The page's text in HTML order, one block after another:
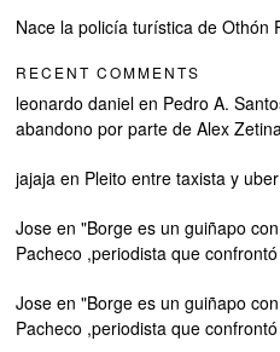
Nace la policía turística de Othón
RECENT COMMENTS
leonardo daniel en Pedro A.
abandono por parte de Alex Zetina
jajaja en Pleito entre taxista y
Jose en"Borge es un guiñapo
Pacheco ,periodista que
Jose en"Borge es un guiñapo
Pacheco ,periodista que